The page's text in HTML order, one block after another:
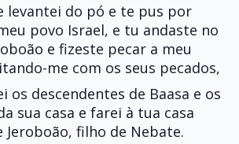
levantei do pó e te pus por
povo Israel, e tu andaste no
e fizeste pecar a meu
me com os seus pecados,
os descendentes de Baasa e os
sua casa e farei à tua casa
Jeroboão, filho de Nebate.